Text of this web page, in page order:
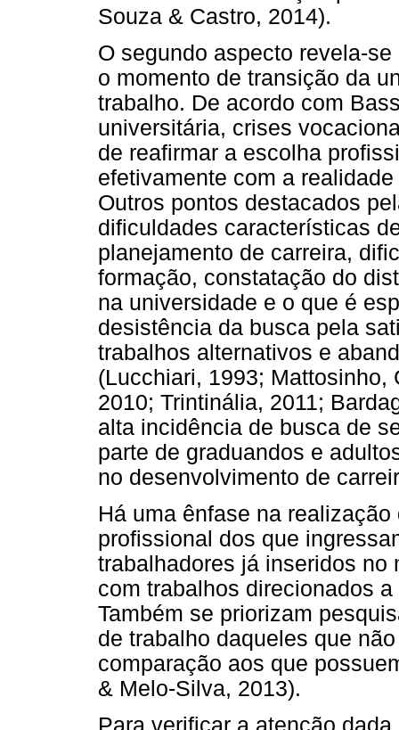
Souza & Castro, 2014).
O segundo aspecto revela-
o momento de transição da
trabalho. De acordo com
universitária, crises
de reafirmar a escolha
efetivamente com a
Outros pontos destacados
dificuldades características
planejamento de carreira,
formação, constatação do
na universidade e o que é
desistência da busca pela
trabalhos alternativos e
(Lucchiari, 1993; Mattosinho,
2010; Trintinália, 2011;
alta incidência de busca de
parte de graduandos e
no desenvolvimento de
Há uma ênfase na
profissional dos que
trabalhadores já inseridos no
com trabalhos direcionados
Também se priorizam
de trabalho daqueles que
comparação aos que
& Melo-Silva, 2013).